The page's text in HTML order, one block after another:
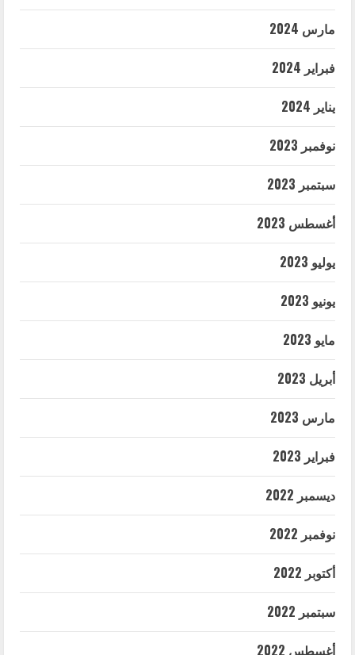
مارس 2024
فبراير 2024
يناير 2024
نوفمبر 2023
سبتمبر 2023
أغسطس 2023
يوليو 2023
يونيو 2023
مايو 2023
أبريل 2023
مارس 2023
فبراير 2023
ديسمبر 2022
نوفمبر 2022
أكتوبر 2022
سبتمبر 2022
أغسطس 2022